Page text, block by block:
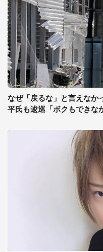
なぜ「戻るな」と言えなか
平氏も逡巡「ボクもできな